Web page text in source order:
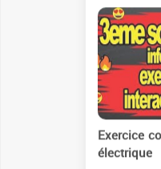
Exercice
électrique